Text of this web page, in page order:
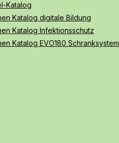
Katalog
Katalog digitale Bildung
Katalog Infektionsschutz
Katalog EVO180 Schranksystem